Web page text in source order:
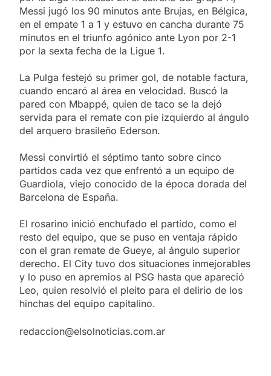
Messi jugó los 90 minutos ante Brujas, en Bélgica,
en el empate 1 a 1 y estuvo en cancha durante 75
minutos en el triunfo agónico ante Lyon por 2-1
por la sexta fecha de la Ligue 1.
La Pulga festejó su primer gol, de notable factura,
cuando encaró al área en velocidad. Buscó la
pared con Mbappé, quien de taco se la dejó
servida para el remate con pie izquierdo al ángulo
del arquero brasileño Ederson.
Messi convirtió el séptimo tanto sobre cinco
partidos cada vez que enfrentó a un equipo de
Guardiola, viejo conocido de la época dorada del
Barcelona de España.
El rosarino inició enchufado el partido, como el
resto del equipo, que se puso en ventaja rápido
con el gran remate de Gueye, al ángulo superior
derecho. El City tuvo dos situaciones inmejorables
y lo puso en apremios al PSG hasta que apareció
Leo, quien resolvió el pleito para el delirio de los
hinchas del equipo capitalino.
redaccion@elsolnoticias.com.ar